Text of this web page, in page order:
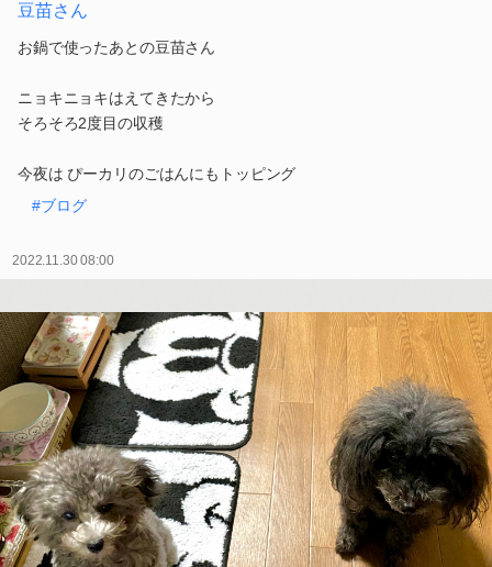
豆苗さん
お鍋で使ったあとの豆苗さん
ニョキニョキはえてきたから
そろそろ2度目の収穫
今夜は ぴーカリのごはんにもトッピング
#ブログ
2022.11.30 08:00